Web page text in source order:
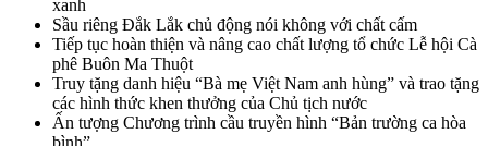
xanh
Sầu riêng Đắk Lắk chủ động nói không với chất cấm
Tiếp tục hoàn thiện và nâng cao chất lượng tổ chức Lễ hội Cà
phê Buôn Ma Thuột
Truy tặng danh hiệu “Bà mẹ Việt Nam anh hùng” và trao tặng
các hình thức khen thưởng của Chủ tịch nước
Ấn tượng Chương trình cầu truyền hình “Bản trường ca hòa